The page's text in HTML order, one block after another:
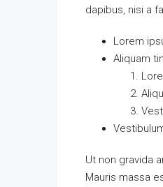
dapibus, nisi a
Lorem
Aliquam
Ut non gravida
Mauris massa